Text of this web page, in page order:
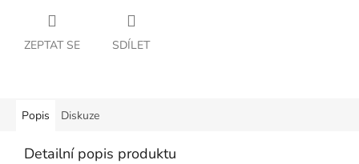
ZEPTAT SE SDÍLET
Popis Diskuze
Detailní popis produktu